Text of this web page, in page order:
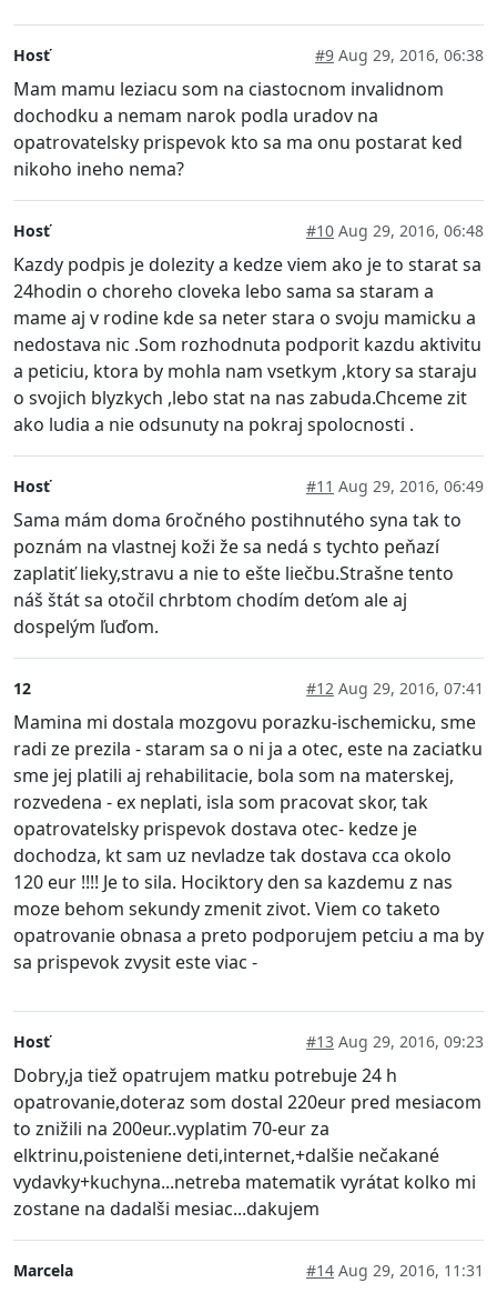
Hosť #9 Aug 29, 2016, 06:38
Mam mamu leziacu som na ciastocnom invalidnom
dochodku a nemam narok podla uradov na
opatrovatelsky prispevok kto sa ma onu postarat ked
nikoho ineho nema?
Hosť #10 Aug 29, 2016, 06:48
Kazdy podpis je dolezity a kedze viem ako je to starat sa
24hodin o choreho cloveka lebo sama sa staram a
mame aj v rodine kde sa neter stara o svoju mamicku a
nedostava nic .Som rozhodnuta podporit kazdu aktivitu
a peticiu, ktora by mohla nam vsetkym ,ktory sa staraju
o svojich blyzkych ,lebo stat na nas zabuda.Chceme zit
ako ludia a nie odsunuty na pokraj spolocnosti .
Hosť #11 Aug 29, 2016, 06:49
Sama mám doma 6ročného postihnutého syna tak to
poznám na vlastnej koži že sa nedá s tychto peňazí
zaplatiť lieky,stravu a nie to ešte liečbu.Strašne tento
náš štát sa otočil chrbtom chodím deťom ale aj
dospelým ľuďom.
12 #12 Aug 29, 2016, 07:41
Mamina mi dostala mozgovu porazku-ischemicku, sme
radi ze prezila - staram sa o ni ja a otec, este na zaciatku
sme jej platili aj rehabilitacie, bola som na materskej,
rozvedena - ex neplati, isla som pracovat skor, tak
opatrovatelsky prispevok dostava otec- kedze je
dochodza, kt sam uz nevladze tak dostava cca okolo
120 eur !!!! Je to sila. Hociktory den sa kazdemu z nas
moze behom sekundy zmenit zivot. Viem co taketo
opatrovanie obnasa a preto podporujem petciu a ma by
sa prispevok zvysit este viac -
Hosť #13 Aug 29, 2016, 09:23
Dobry,ja tiež opatrujem matku potrebuje 24 h
opatrovanie,doteraz som dostal 220eur pred mesiacom
to znižili na 200eur..vyplatim 70-eur za
elktrinu,poisteniene deti,internet,+dalšie nečakané
vydavky+kuchyna...netreba matematik vyrátat kolko mi
zostane na dadalši mesiac...dakujem
Marcela #14 Aug 29, 2016, 11:31